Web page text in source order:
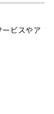
ービスやア